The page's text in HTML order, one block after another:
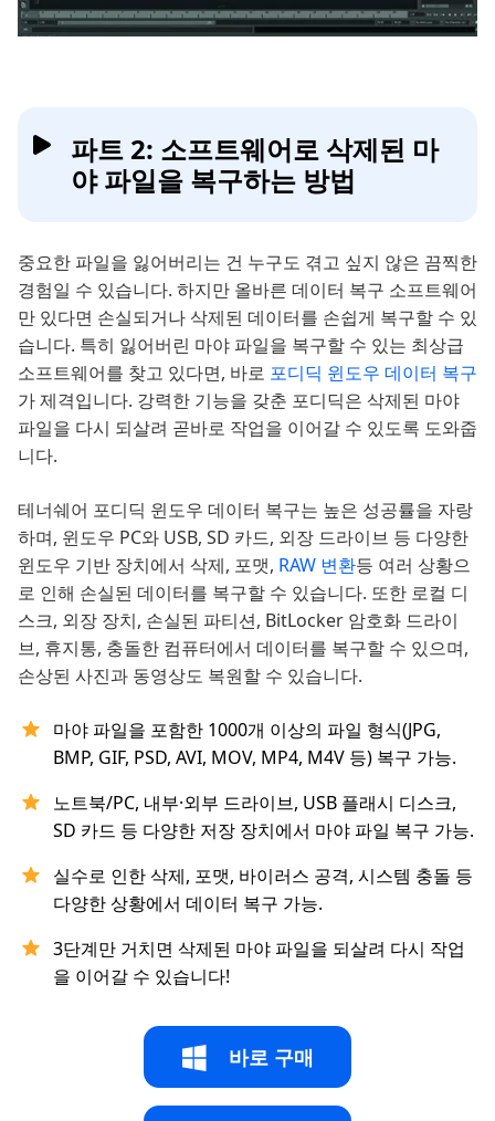
파트 2: 소프트웨어로 삭제된 마
야 파일을 복구하는 방법
중요한 파일을 잃어버리는 건 누구도 겪고 싶지 않은 끔찍한
경험일 수 있습니다. 하지만 올바른 데이터 복구 소프트웨어
만 있다면 손실되거나 삭제된 데이터를 손쉽게 복구할 수 있
습니다. 특히 잃어버린 마야 파일을 복구할 수 있는 최상급
소프트웨어를 찾고 있다면, 바로 포디딕 윈도우 데이터 복구
가 제격입니다. 강력한 기능을 갖춘 포디딕은 삭제된 마야
파일을 다시 되살려 곧바로 작업을 이어갈 수 있도록 도와줍
니다.
테너쉐어 포디딕 윈도우 데이터 복구는 높은 성공률을 자랑
하며, 윈도우 PC와 USB, SD 카드, 외장 드라이브 등 다양한
윈도우 기반 장치에서 삭제, 포맷, RAW 변환등 여러 상황으
로 인해 손실된 데이터를 복구할 수 있습니다. 또한 로컬 디
스크, 외장 장치, 손실된 파티션, BitLocker 암호화 드라이
브, 휴지통, 충돌한 컴퓨터에서 데이터를 복구할 수 있으며,
손상된 사진과 동영상도 복원할 수 있습니다.
마야 파일을 포함한 1000개 이상의 파일 형식(JPG,
BMP, GIF, PSD, AVI, MOV, MP4, M4V 등) 복구 가능.
노트북/PC, 내부·외부 드라이브, USB 플래시 디스크,
SD 카드 등 다양한 저장 장치에서 마야 파일 복구 가능.
실수로 인한 삭제, 포맷, 바이러스 공격, 시스템 충돌 등
다양한 상황에서 데이터 복구 가능.
3단계만 거치면 삭제된 마야 파일을 되살려 다시 작업
을 이어갈 수 있습니다!
바로 구매